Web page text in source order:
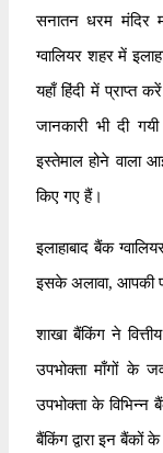
सनातन धरम मंदिर
ग्वालियर शहर में
यहाँ हिंदी में प्राप्त
जानकारी भी दी
इस्तेमाल होने वाला
किए गए हैं।
इलाहाबाद बैंक
इसके अलावा, आपकी
शाखा बैंकिंग ने
उपभोक्ता माँगों के
उपभोक्ता के
बैंकिंग द्वारा इन